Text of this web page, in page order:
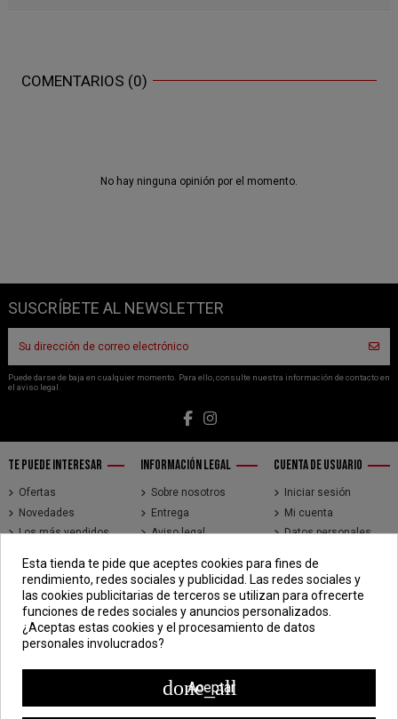
COMENTARIOS (0)
No hay ninguna opinión por el momento.
SUSCRÍBETE AL NEWSLETTER
Puede darse de baja en cualquier momento. Para ello, consulte nuestra información de contacto en
el aviso legal.
TE PUEDE INTERESAR
Ofertas
Novedades
Los más vendidos
INFORMACIÓN LEGAL
Sobre nosotros
Entrega
Aviso legal
condiciones de uso
Pago seguro
CUENTA DE USUARIO
Iniciar sesión
Mi cuenta
Datos personales
Direcciones
Seguimiento de
pedidos de clientes
invitados
CONTÁCTENOS
CDV - Componentes Diesel Vidal
Esta tienda te pide que aceptes cookies para fines de
rendimiento, redes sociales y publicidad. Las redes sociales y
las cookies publicitarias de terceros se utilizan para ofrecerte
funciones de redes sociales y anuncios personalizados.
¿Aceptas estas cookies y el procesamiento de datos
personales involucrados?
done_all
Aceptar